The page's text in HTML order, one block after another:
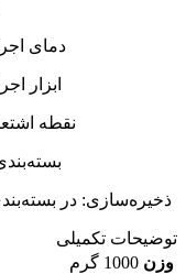
دمای اجرا: 5 الی 35 درجه
ابزار
نقطه
ذخیره‌سازی: در بسته‌بندی
توضیحات تکمیلی
وزن 1000 گرم